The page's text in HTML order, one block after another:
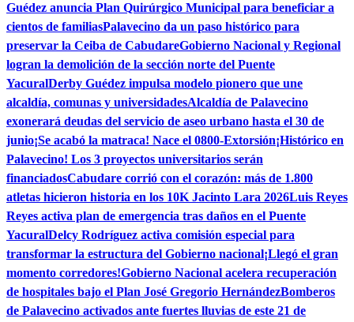
Guédez anuncia Plan Quirúrgico Municipal para beneficiar a
cientos de familiasPalavecino da un paso histórico para
preservar la Ceiba de CabudareGobierno Nacional y Regional
logran la demolición de la sección norte del Puente
YacuralDerby Guédez impulsa modelo pionero que une
alcaldía, comunas y universidadesAlcaldía de Palavecino
exonerará deudas del servicio de aseo urbano hasta el 30 de
junio¡Se acabó la matraca! Nace el 0800-Extorsión¡Histórico en
Palavecino! Los 3 proyectos universitarios serán
financiadosCabudare corrió con el corazón: más de 1.800
atletas hicieron historia en los 10K Jacinto Lara 2026Luis Reyes
Reyes activa plan de emergencia tras daños en el Puente
YacuralDelcy Rodríguez activa comisión especial para
transformar la estructura del Gobierno nacional¡Llegó el gran
momento corredores!Gobierno Nacional acelera recuperación
de hospitales bajo el Plan José Gregorio HernándezBomberos
de Palavecino activados ante fuertes lluvias de este 21 de